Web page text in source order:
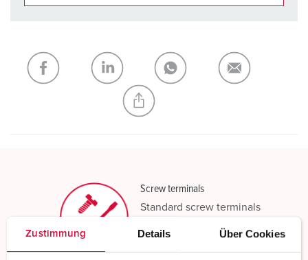
Zustimmung Details Über Cookies
My list ADD
CREATE A NEW LIST
Screw terminals
Standard screw terminals
Read more